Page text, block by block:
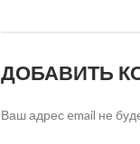
ДОБАВИТЬ
Ваш адрес email не